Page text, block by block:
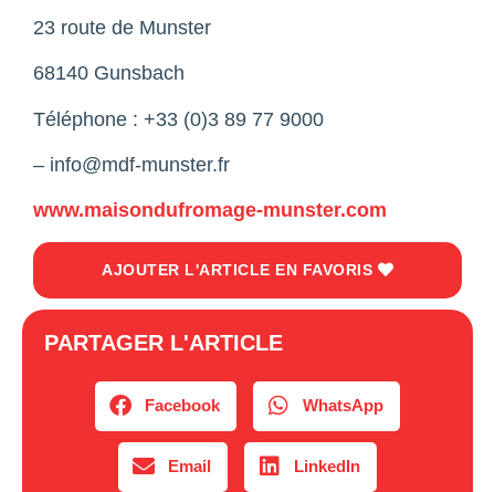
23 route de Munster
68140 Gunsbach
Téléphone : +33 (0)3 89 77 9000
– info@mdf-munster.fr
www.maisondufromage-munster.com
AJOUTER L'ARTICLE EN FAVORIS
PARTAGER L'ARTICLE
Facebook WhatsApp
Email LinkedIn